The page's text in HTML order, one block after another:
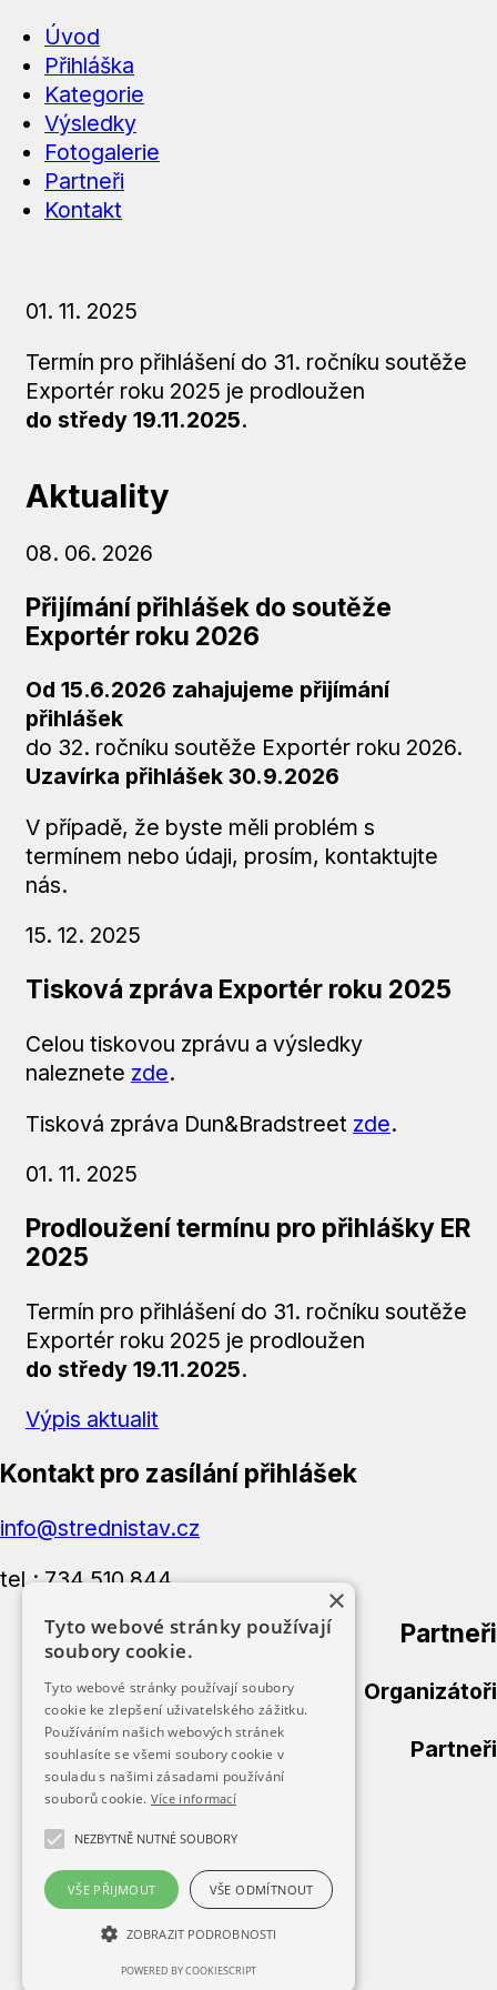
Úvod
Přihláška
Kategorie
Výsledky
Fotogalerie
Partneři
Kontakt
01. 11. 2025
Termín pro přihlášení do 31. ročníku soutěže
Exportér roku 2025 je prodloužen
do středy 19.11.2025.
Aktuality
08. 06. 2026
Přijímání přihlášek do soutěže
Exportér roku 2026
Od 15.6.2026 zahajujeme přijímání
přihlášek
do 32. ročníku soutěže Exportér roku 2026.
Uzavírka přihlášek 30.9.2026
V případě, že byste měli problém s
termínem nebo údaji, prosím, kontaktujte
nás.
15. 12. 2025
Tisková zpráva Exportér roku 2025
Celou tiskovou zprávu a výsledky
naleznete zde.
Tisková zpráva Dun&Bradstreet zde.
01. 11. 2025
Prodloužení termínu pro přihlášky ER
2025
Termín pro přihlášení do 31. ročníku soutěže
Exportér roku 2025 je prodloužen
do středy 19.11.2025.
Výpis aktualit
Kontakt pro zasílání přihlášek
info@strednistav.cz
tel.: 734 510 844
Partneři
Organizátoři
Partneři
Úvod
Přihláška
Kategorie
Výsledky
Fotogalerie
Partneři
×
Tyto webové stránky používají
soubory cookie.
Tyto webové stránky používají soubory
cookie ke zlepšení uživatelského zážitku.
Používáním našich webových stránek
souhlasíte se všemi soubory cookie v
souladu s našimi zásadami používání
souborů cookie. Více informací
NEZBYTNĚ NUTNÉ SOUBORY
VŠE PŘIJMOUT VŠE ODMÍTNOUT
ZOBRAZIT PODROBNOSTI
POWERED BY COOKIESCRIPT